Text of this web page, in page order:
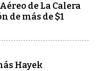
de La Calera
de más de $1
Hayek